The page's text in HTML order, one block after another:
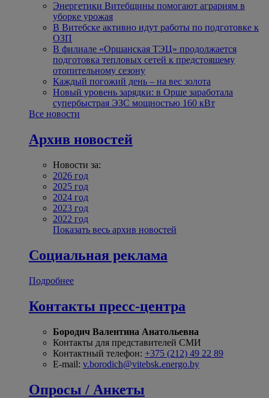
Энергетики Витебщины помогают аграриям в
уборке урожая
В Витебске активно идут работы по подготовке к
ОЗП
В филиале «Оршанская ТЭЦ» продолжается
подготовка тепловых сетей к предстоящему
отопительному сезону
Каждый погожий день – на вес золота
Новый уровень зарядки: в Орше заработала
супербыстрая ЭЗС мощностью 160 кВт
Все новости
Архив новостей
Новости за:
2026 год
2025 год
2024 год
2023 год
2022 год
Показать весь архив новостей
Социальная реклама
Подробнее
Контакты пресс-центра
Бородич Валентина Анатольевна
Контакты для представителей СМИ
Контактный телефон: +375 (212) 49 22 89
E-mail: v.borodich@vitebsk.energo.by
Опросы / Анкеты